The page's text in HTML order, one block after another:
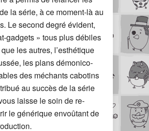
la série, à ce moment-là au
Le second degré évident,
gadgets » tous plus débiles
les autres, l’esthétique
les plans démonico-
des méchants cabotins
au succès de la série
laisse le soin de re-
le générique envoûtant de